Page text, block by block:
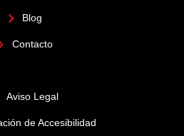
Blog
Contacto
Aviso Legal
de Accesibilidad